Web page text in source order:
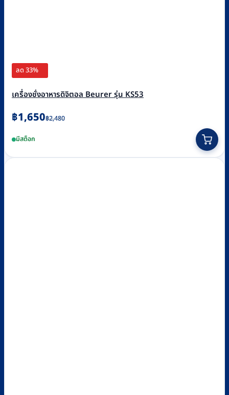
ลด 33%
เครื่องชั่งอาหารดิจิตอล Beurer รุ่น KS53
฿2,480
Original
was:
฿2,480.
฿1,650
Current
is:
฿1,650.
มีสต็อก